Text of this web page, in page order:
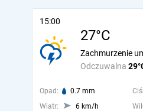
15:00
27°C
Odczuwalna
Zachmurzenie
Opad: 0.7 mm
Wiatr:
6 km/h